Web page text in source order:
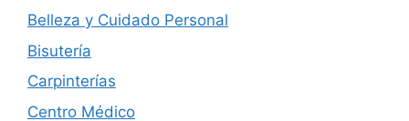
Belleza y Cuidado Personal
Bisutería
Carpinterías
Centro Médico